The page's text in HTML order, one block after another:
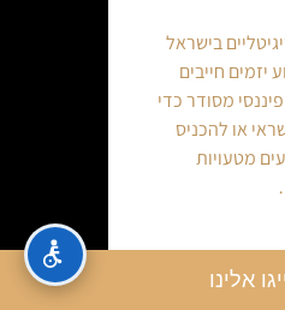
בישראל
יזמים חייבים
מסודר כדי
או להכניס
מטעויות
אלינו